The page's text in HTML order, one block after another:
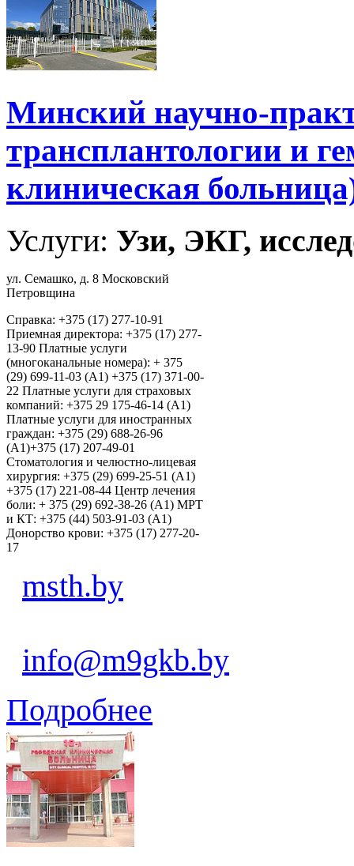
Минский научно-
трансплантологии и
клиническая
Услуги: Узи, ЭКГ,
ул. Семашко, д. 8 Московский
Петровщина
Справка: +375 (17) 277-10-91
Приемная директора: +375 (17) 277-
13-90 Платные услуги
(многоканальные номера): + 375
(29) 699-11-03 (А1) +375 (17) 371-00-
22 Платные услуги для страховых
компаний: +375 29 175-46-14 (А1)
Платные услуги для иностранных
граждан: +375 (29) 688-26-96
(А1)+375 (17) 207-49-01
Стоматология и челюстно-лицевая
хирургия: +375 (29) 699-25-51 (А1)
+375 (17) 221-08-44 Центр лечения
боли: + 375 (29) 692-38-26 (А1) МРТ
и КТ: +375 (44) 503-91-03 (А1)
Донорство крови: +375 (17) 277-20-
17
msth.by
info@m9gkb.by
Подробнее